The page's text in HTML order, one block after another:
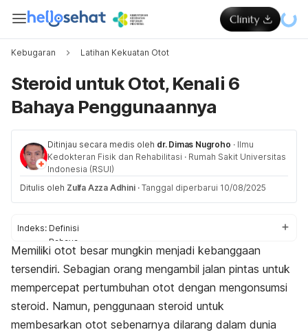
Kebugaran Latihan Kekuatan Otot
Steroid untuk Otot, Kenali 6
Bahaya Penggunaannya
Ditinjau secara medis oleh dr. Dimas Nugroho · Ilmu
Kedokteran Fisik dan Rehabilitasi · Rumah Sakit Universitas
Indonesia (RSUI)
Ditulis oleh Zulfa Azza Adhini · Tanggal diperbarui 10/08/2025
Indeks: Definisi
Bahaya
Alternatif aman
Pengecualian penggunaan
Memiliki otot besar mungkin menjadi kebanggaan
tersendiri. Sebagian orang mengambil jalan pintas untuk
mempercepat pertumbuhan otot dengan mengonsumsi
steroid. Namun, penggunaan steroid untuk
membesarkan otot sebenarnya dilarang dalam dunia